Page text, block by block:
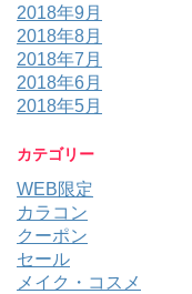
2018年9月
2018年8月
2018年7月
2018年6月
2018年5月
カテゴリー
WEB限定
カラコン
クーポン
セール
メイク・コスメ